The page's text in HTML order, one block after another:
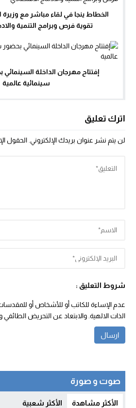
الخطاط ينجا في لقاء مباشر مع
تقوية فرص وبرامج التنمية
إفتتاح مهرجان الداخلة
سينمائية عالمية
اترك تعليق
لن يتم نشر عنوان بريدك الإلكتروني. الحقول
شروط التعليق :
عدم الإساءة للكاتب أو للأشخاص أو
الذات الالهية. والابتعاد عن التحريض الطائفي
صوت و صورة
الأكثر مشاهدة الأكثر شعبية